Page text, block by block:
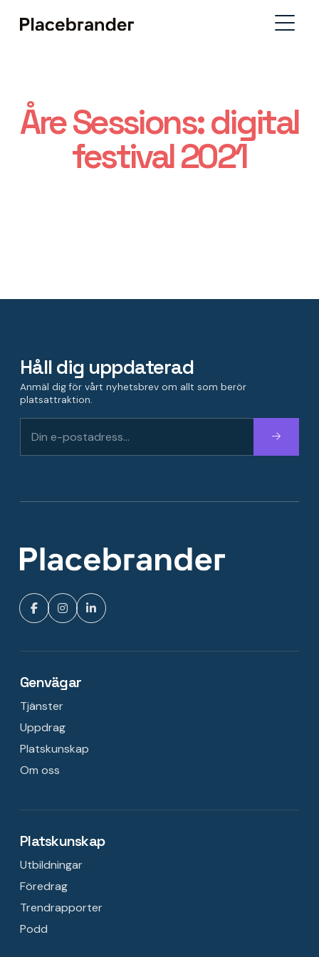
Åre Sessions: digital
festival 2021
Håll dig uppdaterad
Anmäl dig för vårt nyhetsbrev om allt som berör
platsattraktion.
Fortsätt
Genvägar
Tjänster
Uppdrag
Platskunskap
Om oss
Platskunskap
Utbildningar
Föredrag
Trendrapporter
Podd